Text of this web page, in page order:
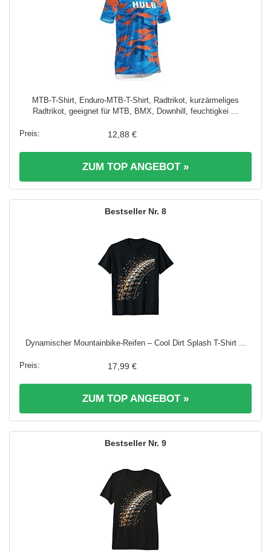
MTB-T-Shirt, Enduro-MTB-T-Shirt, Radtrikot, kurzärmeliges
Radtrikot, geeignet für MTB, BMX, Downhill, feuchtigkei ...
12,88 €
ZUM TOP ANGEBOT »
8
Dynamischer Mountainbike-Reifen – Cool Dirt Splash T-Shirt ...
17,99 €
ZUM TOP ANGEBOT »
9